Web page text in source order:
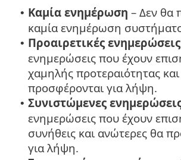
• Καμία ενημέρωση – Δεν θα
καμία ενημέρωση
• Προαιρετικές ενημερώσεις
ενημερώσεις που έχουν
χαμηλής προτεραιότητας
προσφέρονται για λήψη.
• Συνιστώμενες
ενημερώσεις που έχουν
συνήθεις και ανώτερες θα
για λήψη.